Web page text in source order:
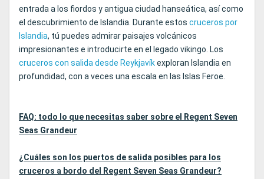
entrada a los fiordos y antigua ciudad hanseática, así como
el descubrimiento de Islandia. Durante estos cruceros por
Islandia, tú puedes admirar paisajes volcánicos
impresionantes e introducirte en el legado vikingo. Los
cruceros con salida desde Reykjavíkexploran Islandia en
profundidad, con a veces una escala en las Islas Feroe.
FAQ: todo lo que necesitas saber sobre el Regent Seven
Seas Grandeur
¿Cuáles son los puertos de salida posibles para los
cruceros a bordo del Regent Seven Seas Grandeur?